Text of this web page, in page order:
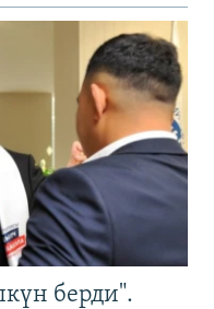
берди".